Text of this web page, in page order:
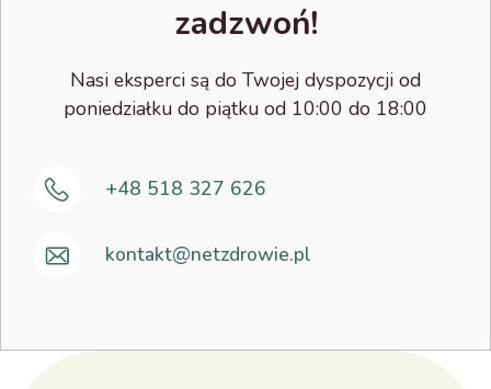
zadzwoń!
Nasi eksperci są do Twojej dyspozycji od
poniedziałku do piątku od 10:00 do 18:00
+48 518 327 626
kontakt@netzdrowie.pl